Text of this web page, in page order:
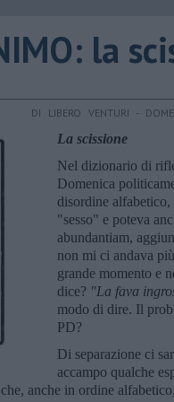
la
DI LIBERO VENTURI -
La scissione
Nel dizionario di
Domenica
disordine
"sesso" e poteva
abundantiam,
non mi ci andava
grande momento e
dice? "La fava
modo di dire. Il
PD?
Di separazione ci
accampo qualche
anche in ordine